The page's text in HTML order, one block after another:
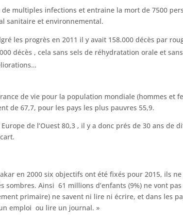
multiples infections et entraine la mort de 7500
sanitaire et environnemental.
les progrès en 2011 il y avait 158.000 décès par
décès , cela sans sels de réhydratation orale et
de vie pour la population mondiale (hommes et
de 67,7, pour les pays les plus pauvres 55,9.
de l’Ouest 80,3 , il y a donc prés de 30 ans de
en 2000 six objectifs ont été fixés pour 2015, ils
Ainsi 61 millions d’enfants (9%) ne vont pas
primaire) ne savent ni lire ni écrire, et dans les
emploi ou lire un journal. »